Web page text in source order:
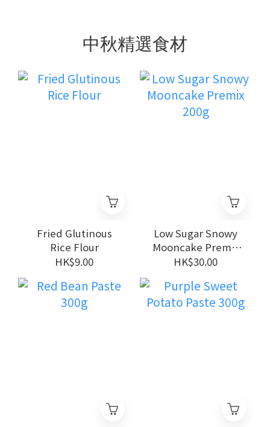
中秋精選食材
Fried Glutinous
Rice Flour
HK$9.00
Low Sugar Snowy
Mooncake Premix
200g
HK$30.00